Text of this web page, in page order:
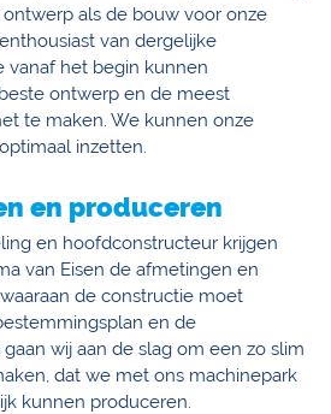
als de bouw voor onze
van dergelijke
vanaf het begin kunnen
ontwerp en de meest
te maken. We kunnen onze
inzetten.
en produceren
en hoofdconstructeur krijgen
van Eisen de afmetingen en
de constructie moet
en de
wij aan de slag om een zo slim
dat we met ons machinepark
kunnen produceren.